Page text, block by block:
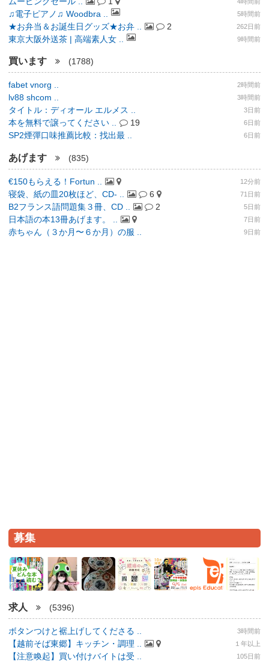
♫電子ピアノ♫ Woodbra .. 5時間前
★お弁当＆お誕生日グッズ★お弁 .. 2 262日前
東京大阪外送茶 | 高端素人女 .. 9時間前
買います (1788)
fabet vnorg .. 2時間前
lv88 shcom .. 3時間前
タイトル：ディオール エルメス .. 3日前
本を無料で譲ってください .. 19 6日前
SP2煙彈口味推薦比較：找出最 .. 6日前
あげます (835)
€150もらえる！Fortun .. 12分前
寝袋、紙の皿20枚ほど、CD- .. 6 71日前
B2フランス語問題集３冊、CD .. 2 5日前
日本語の本13冊あげます。 .. 7日前
赤ちゃん（３か月〜６か月）の服 .. 9日前
募集
求人 (5396)
ボタンつけと裾上げしてくださる .. 3時間前
【越前そば東郷】キッチン・調理 .. １年以上
【注意喚起】買い付けバイトは受 .. 105日前